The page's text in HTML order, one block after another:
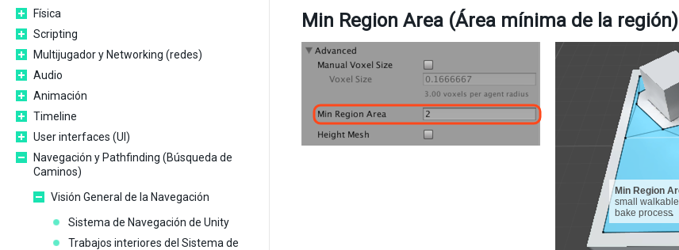
Física
Scripting
Multijugador y Networking (redes)
Audio
Animación
Timeline
User interfaces (UI)
Navegación y Pathfinding (Búsqueda de
Caminos)
Visión General de la Navegación
Sistema de Navegación de Unity
Trabajos interiores del Sistema de
Min Region Area (Área mínima de la región)